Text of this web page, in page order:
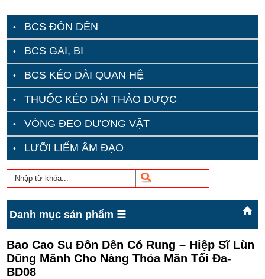
BCS ĐÔN DÊN
BCS GAI, BI
BCS KÉO DÀI QUAN HỆ
THUỐC KÉO DÀI THẢO DƯỢC
VÒNG ĐEO DƯƠNG VẬT
LƯỠI LIẾM ÂM ĐẠO
Danh mục sản phẩm ☰
Bao Cao Su Đôn Dên Có Rung – Hiệp Sĩ Lùn
Dũng Mãnh Cho Nàng Thỏa Mãn Tối Đa-
BD08